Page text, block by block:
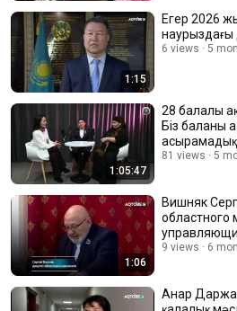
1:15
Егер 2026
наурыздағы
6 views 5
1:05:47
28 балалы
Біз баланы
асырамадық
81 views 5
1:06
Вишняк
областного
«Динар-
9 views 6
Анар